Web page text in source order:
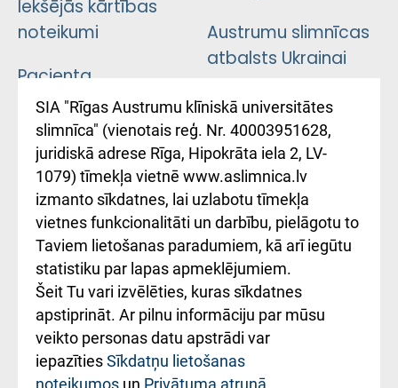
Iekšējās kārtības
noteikumi
Pacienta
atsauksmju/sūdzību
iesniegšanas
kārtība
Kā pie mums nokļūt
Rēķinu apmaksas
ceļvedis
Rekvizīti un
ārstniecības
iestādes kods
Austrumu slimnīcas
atbalsts Ukrainai
Підтримка Східної
лікарні та співпраця з
Україною
SIA "Rīgas Austrumu klīniskā universitātes
slimnīca" (vienotais reģ. Nr. 40003951628,
juridiskā adrese Rīga, Hipokrāta iela 2, LV-
1079) tīmekļa vietnē www.aslimnica.lv
izmanto sīkdatnes, lai uzlabotu tīmekļa
vietnes funkcionalitāti un darbību, pielāgotu to
Taviem lietošanas paradumiem, kā arī iegūtu
statistiku par lapas apmeklējumiem.
Šeit Tu vari izvēlēties, kuras sīkdatnes
apstiprināt. Ar pilnu informāciju par mūsu
veikto personas datu apstrādi var
iepazītiesSīkdatņu lietošanas
noteikumos un Privātuma atrunā